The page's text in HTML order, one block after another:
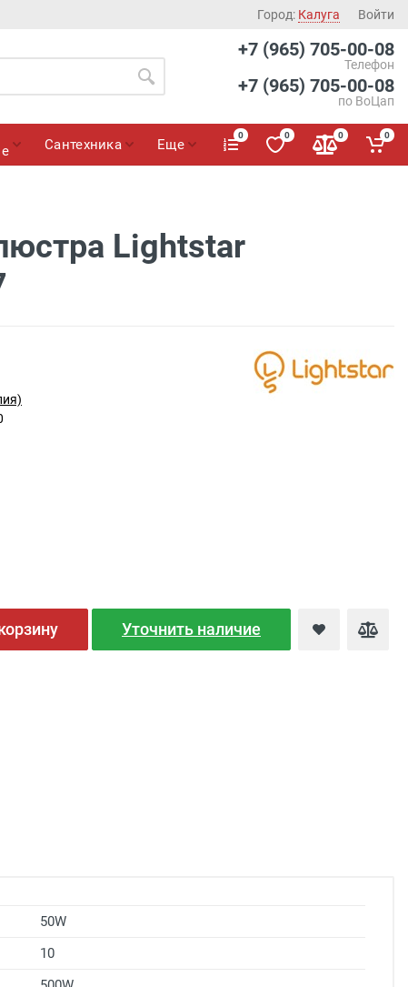
Город: Калуга Войти
+7 (965) 705-00-08
Телефон
+7 (965) 705-00-08
по ВоЦап
Сантехника Еще
0 0 0 0
Lightstar
Уточнить наличие
50W
10